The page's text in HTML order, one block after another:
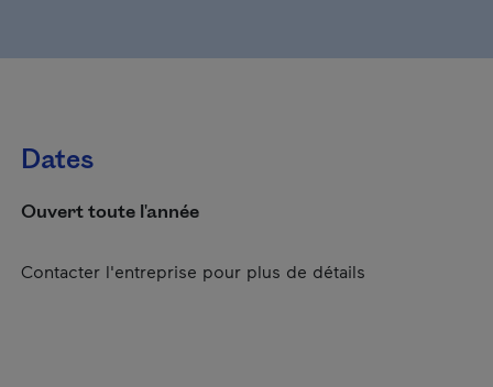
Dates
Ouvert toute l'année
Contacter l'entreprise pour plus de détails